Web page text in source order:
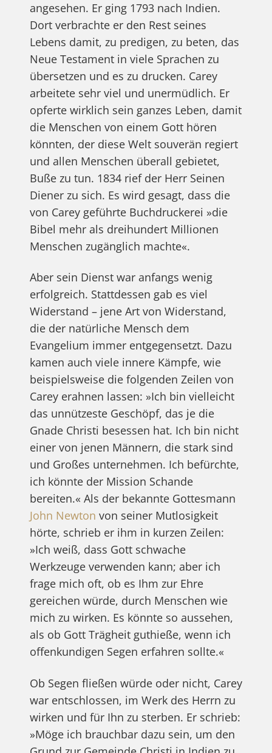
angesehen. Er ging 1793 nach Indien.
Dort verbrachte er den Rest seines
Lebens damit, zu predigen, zu beten, das
Neue Testament in viele Sprachen zu
übersetzen und es zu drucken. Carey
arbeitete sehr viel und unermüdlich. Er
opferte wirklich sein ganzes Leben, damit
die Menschen von einem Gott hören
könnten, der diese Welt souverän regiert
und allen Menschen überall gebietet,
Buße zu tun. 1834 rief der Herr Seinen
Diener zu sich. Es wird gesagt, dass die
von Carey geführte Buchdruckerei »die
Bibel mehr als dreihundert Millionen
Menschen zugänglich machte«.
Aber sein Dienst war anfangs wenig
erfolgreich. Stattdessen gab es viel
Widerstand – jene Art von Widerstand,
die der natürliche Mensch dem
Evangelium immer entgegensetzt. Dazu
kamen auch viele innere Kämpfe, wie
beispielsweise die folgenden Zeilen von
Carey erahnen lassen: »Ich bin vielleicht
das unnützeste Geschöpf, das je die
Gnade Christi besessen hat. Ich bin nicht
einer von jenen Männern, die stark sind
und Großes unternehmen. Ich befürchte,
ich könnte der Mission Schande
bereiten.« Als der bekannte Gottesmann
John Newton von seiner Mutlosigkeit
hörte, schrieb er ihm in kurzen Zeilen:
»Ich weiß, dass Gott schwache
Werkzeuge verwenden kann; aber ich
frage mich oft, ob es Ihm zur Ehre
gereichen würde, durch Menschen wie
mich zu wirken. Es könnte so aussehen,
als ob Gott Trägheit guthieße, wenn ich
offenkundigen Segen erfahren sollte.«
Ob Segen fließen würde oder nicht, Carey
war entschlossen, im Werk des Herrn zu
wirken und für Ihn zu sterben. Er schrieb:
»Möge ich brauchbar dazu sein, um den